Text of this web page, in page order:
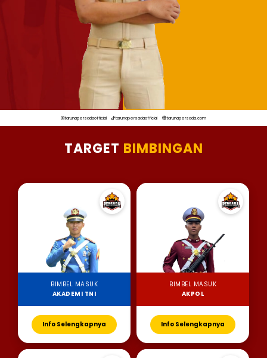
tarunapersadaofficial tarunapersadaofficial tarunapersada.com
TARGET BIMBINGAN
BIMBEL MASUK
AKADEMI TNI
Info Selengkapnya
BIMBEL MASUK
AKPOL
Info Selengkapnya